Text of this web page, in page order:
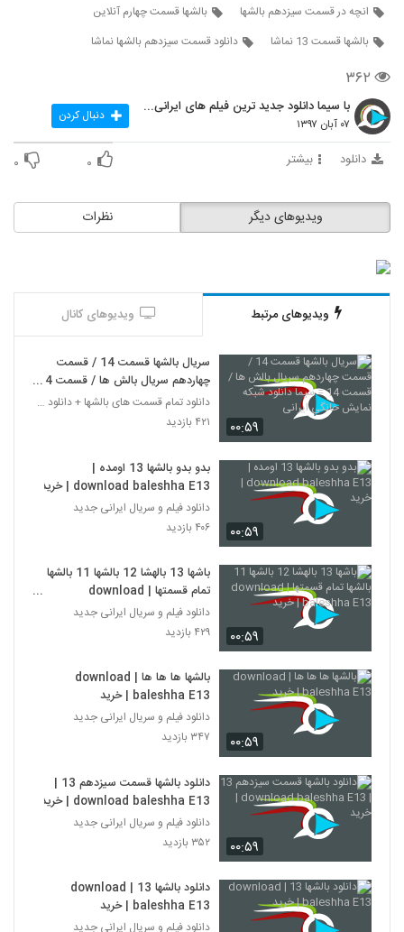
انچه در قسمت سیزدهم بالشها
بالشها قسمت چهارم آنلاین
بالشها قسمت 13 نماشا
دانلود قسمت سیزدهم بالشها نماشا
۳۶۲
با سیما دانلود جدید ترین فیلم های ایرانی را در لحظ
۰۷ آبان ۱۳۹۷ دنبال کردن
دانلود بیشتر ۰ ۰
نظرات ویدیوهای دیگر
ویدیوهای مرتبط ویدیوهای کانال
۰۰:۵۹
سریال بالشها قسمت 14 / قسمت
چهاردهم سریال بالش ها / قسمت 14
= سیما دانلود شبکه نمایش خانگی
ایرانی
دانلود تمام قسمت های بالشها + دانلود قسمت 14 چهارد
۴۲۱ بازدید
۰۰:۵۹
بدو بدو بالشها 13 اومده |
download baleshha E13 | خرید
دانلود فیلم و سریال ایرانی جدید
۴۰۶ بازدید
۰۰:۵۹
باشها 13 بالهشا 12 بالشها 11 بالشها
تمام قسمتها | download
baleshha E13 | خرید
دانلود فیلم و سریال ایرانی جدید
۴۲۹ بازدید
۰۰:۵۹
بالشها ها ها ها | download
baleshha E13 | خرید
دانلود فیلم و سریال ایرانی جدید
۳۴۷ بازدید
۰۰:۵۹
دانلود بالشها قسمت سیزدهم 13 |
download baleshha E13 | خرید
دانلود فیلم و سریال ایرانی جدید
۳۵۲ بازدید
دانلود بالشها 13 | download
baleshha E13 | خرید
دانلود فیلم و سریال ایرانی جدید